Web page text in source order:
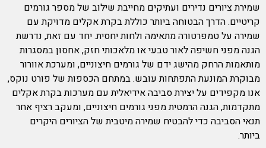
שמירת ציורים נדירים ועתיקים מחייבת שילוב של מספר גורמים
קריטיים. הדרך הבטוחה ביותר כוללת בקרת אקלים מדויקת עם
שמירה על טמפרטורה מתאימה ולחות יחסית. יחד עם זאת, נדרשת
הגנה מפני חשיפה לאור טבעי או מלאכותי חזק, אחסון במסגרות
מותאמות הרחק מהישג ידם של גורמים חיצוניים, ומערכת אוורור
מבוקרת המונעת התפתחות עובש. במתחם הכספות של פורט נוקס,
אנו מקפידים על יצירת סביבה אידיאלית עם מערכות בקרת אקלים
מתקדמות, הגנה הרמטית מפני גורמים חיצוניים, ומעקב רציף אחר
תנאי הסביבה כדי להבטיח שמירה מיטבית של הציורים היקרים
ביותר.